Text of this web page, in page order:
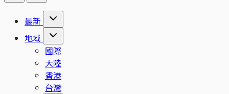
最新
地域
國際
大陸
香港
台灣